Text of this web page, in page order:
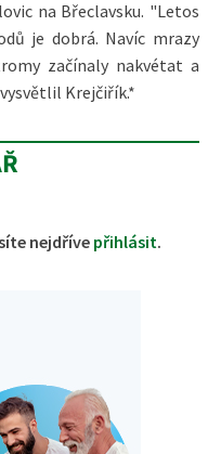
na Břeclavsku. "Letos
je dobrá. Navíc mrazy
začínaly nakvétat a
Krejčiřík.*
nejdříve přihlásit.